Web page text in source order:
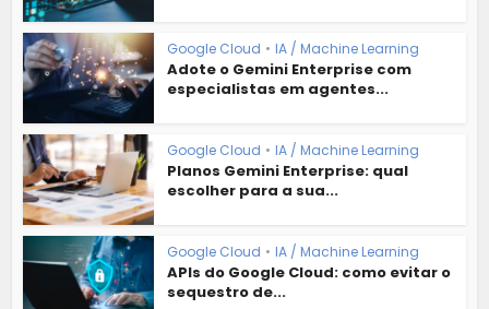
Google Cloud • IA / Machine Learning
Adote o Gemini Enterprise com
especialistas em agentes...
Google Cloud • IA / Machine Learning
Planos Gemini Enterprise: qual
escolher para a sua...
Google Cloud • IA / Machine Learning
APIs do Google Cloud: como evitar o
sequestro de...